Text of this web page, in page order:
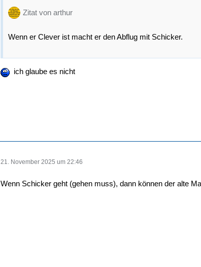
Zitat von arthur
Wenn er Clever ist macht er den Abflug mit Schicker.
ich glaube es nicht
21. November 2025 um 22:46
Wenn Schicker geht (gehen muss), dann können der alte